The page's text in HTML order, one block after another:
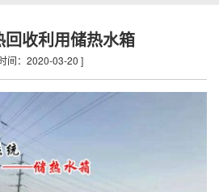
回收利用储热水箱
间：2020-03-20 ]